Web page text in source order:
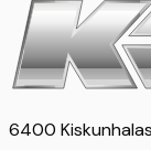
6400